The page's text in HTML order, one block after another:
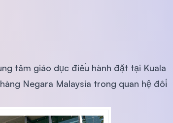
tâm giáo dục điều hành đặt tại Kuala
Negara Malaysia trong quan hệ đối